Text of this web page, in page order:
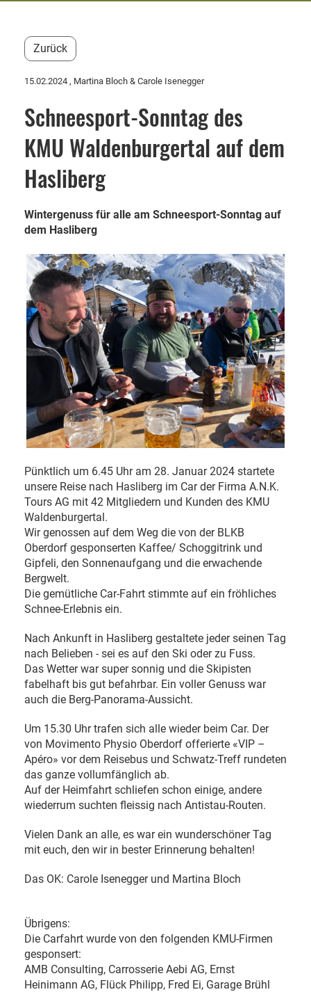
Zurück
15.02.2024 , Martina Bloch & Carole Isenegger
Schneesport-Sonntag des
KMU Waldenburgertal auf dem
Hasliberg
Wintergenuss für alle am Schneesport-Sonntag auf
dem Hasliberg
Pünktlich um 6.45 Uhr am 28. Januar 2024 startete
unsere Reise nach Hasliberg im Car der Firma A.N.K.
Tours AG mit 42 Mitgliedern und Kunden des KMU
Waldenburgertal.
Wir genossen auf dem Weg die von der BLKB
Oberdorf gesponserten Kaffee/ Schoggitrink und
Gipfeli, den Sonnenaufgang und die erwachende
Bergwelt.
Die gemütliche Car-Fahrt stimmte auf ein fröhliches
Schnee-Erlebnis ein.
Nach Ankunft in Hasliberg gestaltete jeder seinen Tag
nach Belieben - sei es auf den Ski oder zu Fuss.
Das Wetter war super sonnig und die Skipisten
fabelhaft bis gut befahrbar. Ein voller Genuss war
auch die Berg-Panorama-Aussicht.
Um 15.30 Uhr trafen sich alle wieder beim Car. Der
von Movimento Physio Oberdorf offerierte «VIP –
Apéro» vor dem Reisebus und Schwatz-Treff rundeten
das ganze vollumfänglich ab.
Auf der Heimfahrt schliefen schon einige, andere
wiederrum suchten fleissig nach Antistau-Routen.
Vielen Dank an alle, es war ein wunderschöner Tag
mit euch, den wir in bester Erinnerung behalten!
Das OK: Carole Isenegger und Martina Bloch
Übrigens:
Die Carfahrt wurde von den folgenden KMU-Firmen
gesponsert:
AMB Consulting, Carrosserie Aebi AG, Ernst
Heinimann AG, Flück Philipp, Fred Ei, Garage Brühl